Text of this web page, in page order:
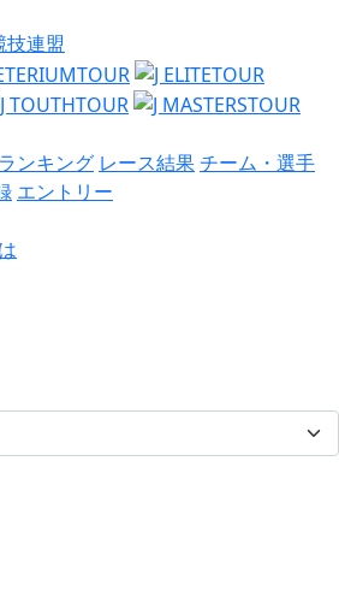
連盟
ランキング レース結果チーム・選手
エントリー